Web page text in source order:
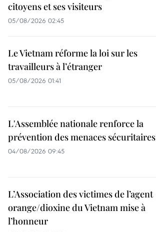
citoyens et ses visiteurs
05/08/2026 02:45
Le Vietnam réforme la loi sur les
travailleurs à l’étranger
05/08/2026 01:41
L'Assemblée nationale renforce la
prévention des menaces sécuritaires
04/08/2026 09:45
L’Association des victimes de l’agent
orange/dioxine du Vietnam mise à
l’honneur